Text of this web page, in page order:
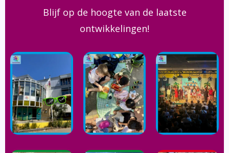
Blijf op de hoogte van de laatste
ontwikkelingen!